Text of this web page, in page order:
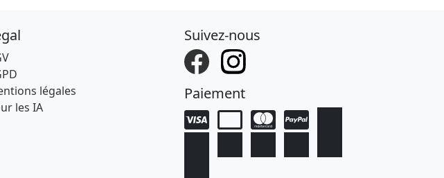
légales
les IA
Suivez-nous
Paiement